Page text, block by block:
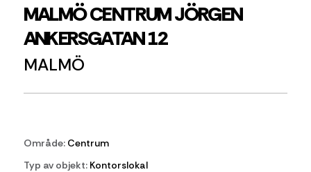
MALMÖ CENTRUM JÖRGEN
ANKERSGATAN 12
MALMÖ
Område:Centrum
Typ av objekt:Kontorslokal